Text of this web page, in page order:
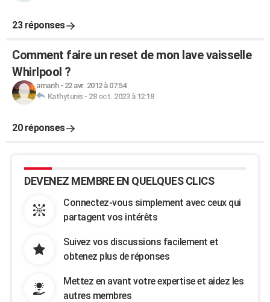
23 réponses
Comment faire un reset de mon lave vaisselle
Whirlpool ?
amarih- 22 avr. 2012 à 07:54
Kathytunis- 28 oct. 2023 à 12:18
20 réponses
DEVENEZ MEMBRE EN QUELQUES CLICS
Connectez-vous simplement avec ceux qui
partagent vos intérêts
Suivez vos discussions facilement et
obtenez plus de réponses
Mettez en avant votre expertise et aidez les
autres membres